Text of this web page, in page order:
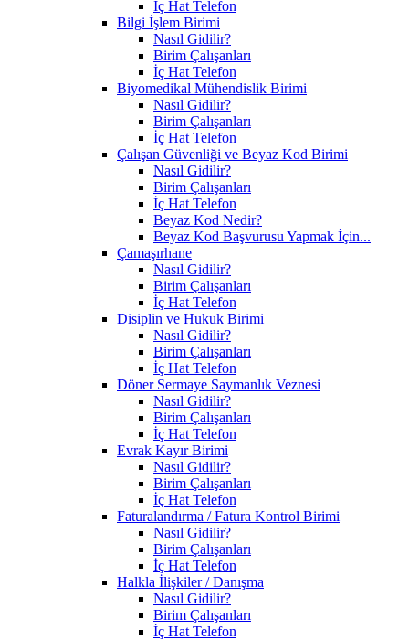
İç Hat Telefon
Bilgi İşlem Birimi
Nasıl Gidilir?
Birim Çalışanları
İç Hat Telefon
Biyomedikal Mühendislik Birimi
Nasıl Gidilir?
Birim Çalışanları
İç Hat Telefon
Çalışan Güvenliği ve Beyaz Kod Birimi
Nasıl Gidilir?
Birim Çalışanları
İç Hat Telefon
Beyaz Kod Nedir?
Beyaz Kod Başvurusu Yapmak İçin...
Çamaşırhane
Nasıl Gidilir?
Birim Çalışanları
İç Hat Telefon
Disiplin ve Hukuk Birimi
Nasıl Gidilir?
Birim Çalışanları
İç Hat Telefon
Döner Sermaye Saymanlık Veznesi
Nasıl Gidilir?
Birim Çalışanları
İç Hat Telefon
Evrak Kayır Birimi
Nasıl Gidilir?
Birim Çalışanları
İç Hat Telefon
Faturalandırma / Fatura Kontrol Birimi
Nasıl Gidilir?
Birim Çalışanları
İç Hat Telefon
Halkla İlişkiler / Danışma
Nasıl Gidilir?
Birim Çalışanları
İç Hat Telefon